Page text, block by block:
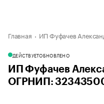
Главная ИП Фуфачев
ДЕЙСТВУЕТОБНОВЛЕНО
ИП Фуфачев
ОГРНИП: